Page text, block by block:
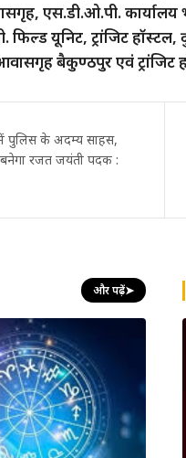
एस.डी.ओ.पी.
यूनिट, ट्रांजिट
बैकुण्ठपुर एवं ट्रांजिट
पुलिस के अदम्य साहस,
रजत जयंती पदक :
और पढ़ें➤